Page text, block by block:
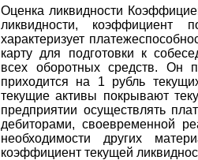
Оценка ликвидности
ликвидности, коэффициент
характеризует
карту для подготовки к
всех оборотных средств. Он
приходится на 1 рубль
текущие активы покрывают
предприятии осуществлять
дебиторами, своевременной
необходимости других
коэффициент текущей